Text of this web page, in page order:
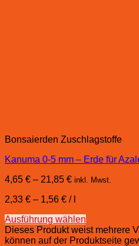
Bonsaierden Zuschlagstoffe
Kanuma 0-5 mm – Erde für
4,65 € – 21,85 € inkl. Mwst.
2,33 € – 1,56 € /
Ausführung wählen
Dieses Produkt weist mehrere
können auf der Produktseite